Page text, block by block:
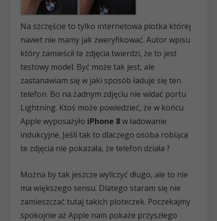
Na szczęście to tylko internetowa plotka której
nawet nie mamy jak zweryfikować. Autor wpisu
który zamieścił te zdjęcia twierdzi, że to jest
testowy model. Być może tak jest, ale
zastanawiam się w jaki sposób ładuje się ten
telefon. Bo na żadnym zdjęciu nie widać portu
Lightning. Ktoś może powiedzieć, że w końcu
Apple wyposażyło iPhone 8w ładowanie
indukcyjne. Jeśli tak to dlaczego osoba robiąca
te zdjęcia nie pokazała, że telefon działa ?
Można by tak jeszcze wyliczyć długo, ale to nie
ma większego sensu. Dlatego staram się nie
zamieszczać tutaj takich ploteczek. Poczekajmy
spokojnie aż Apple nam pokaże przyszłego